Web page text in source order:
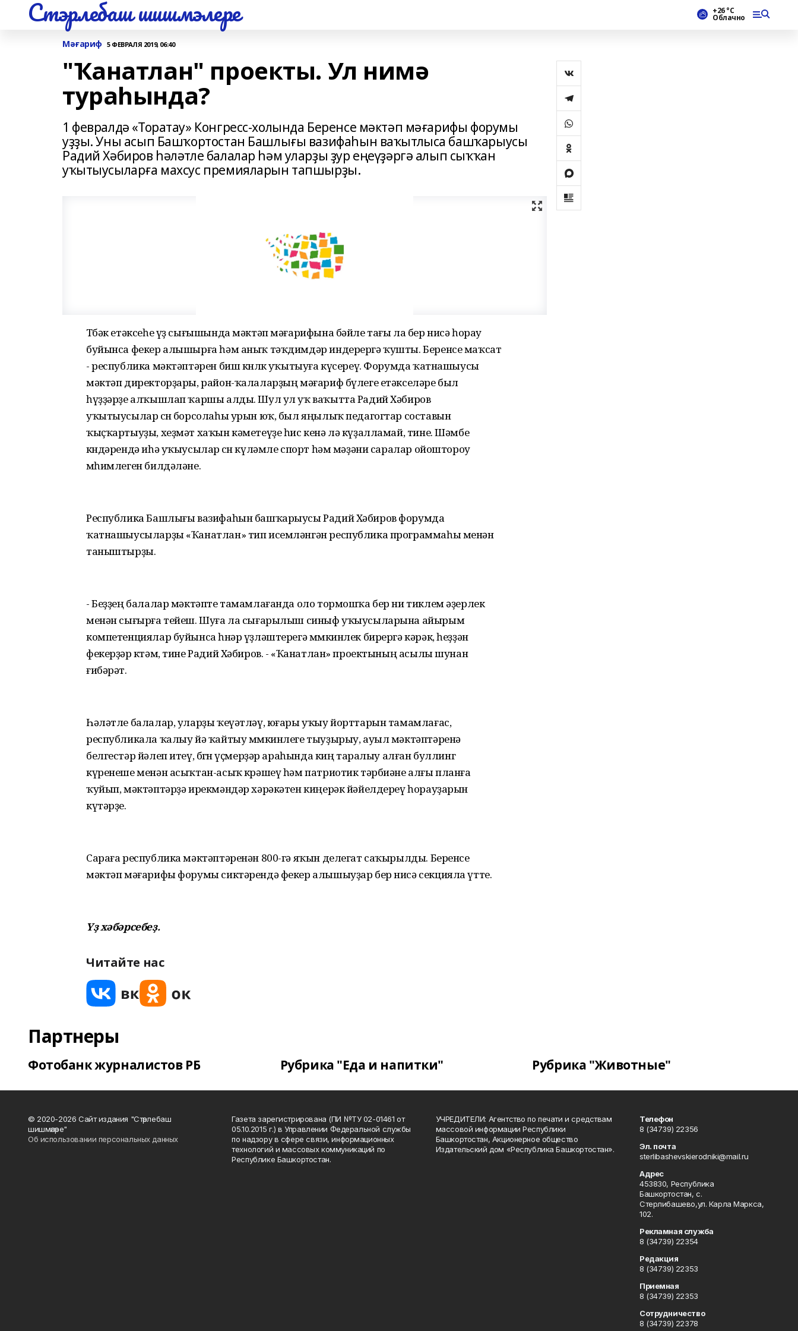
Стэрлебаш шишмэлере +26 °С
Облачно
Мәғариф 5 ФЕВРАЛЯ 2019, 06:40
"Ҡанатлан" проекты. Ул нимә
тураһында?
1 февралдә «Торатау» Конгресс-холында Беренсе мәктәп мәғарифы форумы
уҙҙы. Уны асып Башҡортостан Башлығы вазифаһын ваҡытлыса башҡарыусы
Радий Хәбиров һәләтле балалар һәм уларҙы ҙур еңеүҙәргә алып сыҡҡан
уҡытыусыларға махсус премияларын тапшырҙы.
Төбәк етәксеһе үҙ сығышында мәктәп мәғарифына бәйле тағы ла бер нисә һорау
буйынса фекер алышырға һәм аныҡ тәҡдимдәр индерергә ҡушты. Беренсе маҡсат
- республика мәктәптәрен биш көнлөк уҡытыуға күсереү. Форумда ҡатнашыусы
мәктәп директорҙары, район-ҡалаларҙың мәғариф бүлеге етәкселәре был
һүҙҙәрҙе алҡышлап ҡаршы алды. Шул ул уҡ ваҡытта Радий Хәбиров
уҡытыусылар өсөн борсолаһы урын юҡ, был яңылыҡ педагогтар составын
ҡыҫҡартыуҙы, хеҙмәт хаҡын кәметеүҙе һис кенә лә күҙалламай, тине. Шәмбе
көндәрендә иһә уҡыусылар өсөн күләмле спорт һәм мәҙәни саралар ойоштороу
мөһимлеген билдәләне.
Республика Башлығы вазифаһын башҡарыусы Радий Хәбиров форумда
ҡатнашыусыларҙы «Ҡанатлан» тип исемләнгән республика программаһы менән
таныштырҙы.
- Беҙҙең балалар мәктәпте тамамлағанда оло тормошҡа бер ни тиклем әҙерлек
менән сығырға тейеш. Шуға ла сығарылыш синыф уҡыусыларына айырым
компетенциялар буйынса һөнәр үҙләштерегә мөмкинлек бирергә кәрәк, һеҙҙән
фекерҙәр көтәм, тине Радий Хәбиров. - «Ҡанатлан» проектының асылы шунан
ғибәрәт.
Һәләтле балалар, уларҙы ҡеүәтләү, юғары уҡыу йорттарын тамамлағас,
республикала ҡалыу йә ҡайтыу мөмкинлеге тыуҙырыу, ауыл мәктәптәренә
белгестәр йәлеп итеү, бөгөн үҫмерҙәр араһында киң таралыу алған буллинг
күренеше менән асыҡтан-асыҡ көрәшеү һәм патриотик тәрбиәне алғы планға
ҡуйып, мәктәптәрҙә ирекмәндәр хәрәкәтен киңерәк йәйелдереү һорауҙарын
күтәрҙе.
Сараға республика мәктәптәренән 800-гә яҡын делегат саҡырылды. Беренсе
мәктәп мәғарифы форумы сиктәрендә фекер алышыуҙар бер нисә секцияла үтте.
Үҙ хәбәрсебеҙ.
Читайте нас
Партнеры
Фотобанк журналистов РБ Рубрика "Еда и напитки" Рубрика "Животные"
© 2020-2026 Сайт издания "Стәрлебаш
шишмәләре"
Об использовании персональных данных
Газета зарегистрирована (ПИ №ТУ 02-01461 от
05.10.2015 г.) в Управлении Федеральной службы
по надзору в сфере связи, информационных
технологий и массовых коммуникаций по
Республике Башкортостан.
УЧРЕДИТЕЛИ: Агентство по печати и средствам
массовой информации Республики
Башкортостан, Акционерное общество
Издательский дом «Республика Башкортостан».
Телефон
8 (34739) 22356
Эл. почта
sterlibashevskierodniki@mail.ru
Адрес
453830, Республика
Башкортостан, c.
Стерлибашево,ул. Карла Маркса,
102.
Рекламная служба
8 (34739) 22354
Редакция
8 (34739) 22353
Приемная
8 (34739) 22353
Сотрудничество
8 (34739) 22378